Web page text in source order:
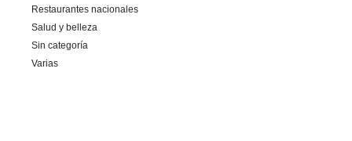
Restaurantes nacionales
Salud y belleza
Sin categoría
Varias